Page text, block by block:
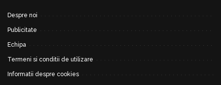
Despre noi
Publicitate
Echipa
Termeni si conditii de utilizare
Informatii despre cookies